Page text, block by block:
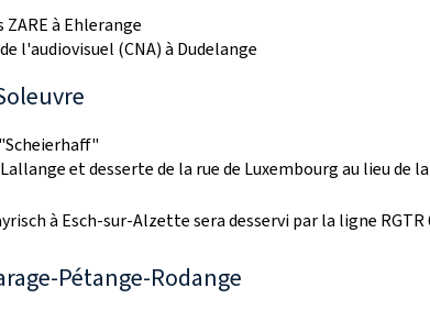
à Ehlerange
l'audiovisuel (CNA) à Dudelange
Scheierhaff"
et desserte de la rue de Luxembourg au lieu de
à Esch-sur-Alzette sera desservi par la ligne RGTR
Pétange-Rodange